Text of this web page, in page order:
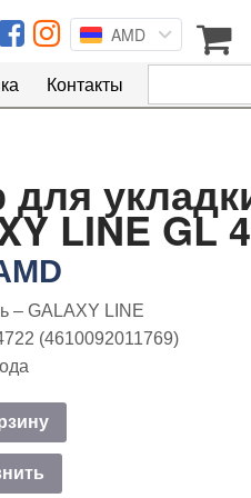
AMD
Search
Контакты
для
LINE GL
– GALAXY LINE
(4610092011769)